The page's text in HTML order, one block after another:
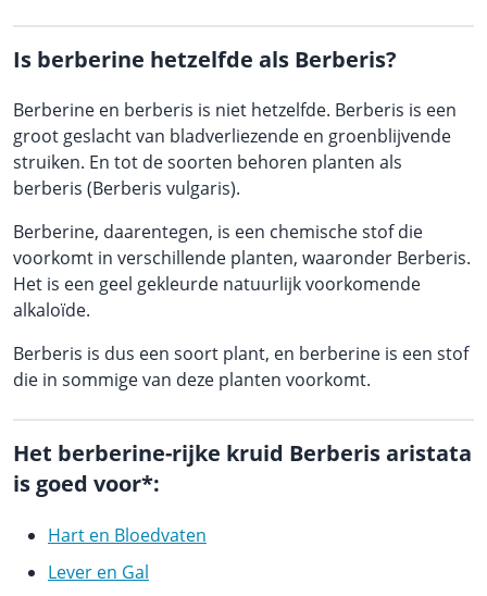
Is berberine hetzelfde als Berberis?
Berberine en berberis is niet hetzelfde. Berberis is een
groot geslacht van bladverliezende en groenblijvende
struiken. En tot de soorten behoren planten als
berberis (Berberis vulgaris).
Berberine, daarentegen, is een chemische stof die
voorkomt in verschillende planten, waaronder Berberis.
Het is een geel gekleurde natuurlijk voorkomende
alkaloïde.
Berberis is dus een soort plant, en berberine is een stof
die in sommige van deze planten voorkomt.
Het berberine-rijke kruid Berberis aristata
is goed voor*:
Hart en Bloedvaten
Lever en Gal